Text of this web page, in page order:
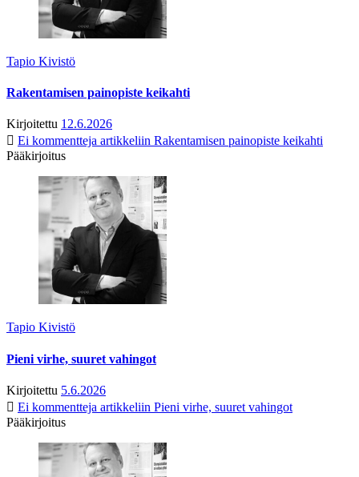
Tapio Kivistö
Rakentamisen painopiste keikahti
Kirjoitettu 12.6.2026
Ei kommentteja artikkeliin Rakentamisen painopiste keikahti
Pääkirjoitus
Tapio Kivistö
Pieni virhe, suuret vahingot
Kirjoitettu 5.6.2026
Ei kommentteja artikkeliin Pieni virhe, suuret vahingot
Pääkirjoitus